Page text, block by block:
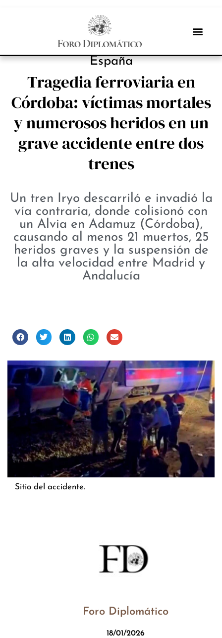
NOTICIAS
España
Tragedia ferroviaria en
Córdoba: víctimas mortales
y numerosos heridos en un
grave accidente entre dos
trenes
Un tren Iryo descarriló e invadió la
vía contraria, donde colisionó con
un Alvia en Adamuz (Córdoba),
causando al menos 21 muertos, 25
heridos graves y la suspensión de
la alta velocidad entre Madrid y
Andalucía
Sitio del accidente.
Foro Diplomático
18/01/2026